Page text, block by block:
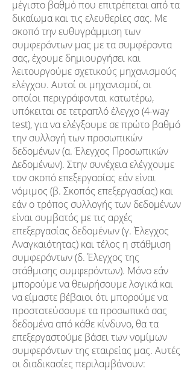
μέγιστο βαθμό που επιτρέπεται από τα
δικαίωμα και τις ελευθερίες σας. Με
σκοπό την ευθυγράμμιση των
συμφερόντων μας με τα συμφέροντα
σας, έχουμε δημιουργήσει και
λειτουργούμε σχετικούς μηχανισμούς
ελέγχου. Αυτοί οι μηχανισμοί, οι
οποίοι περιγράφονται κατωτέρω,
υπόκειται σε τετραπλό έλεγχο (4-way
test), για να ελέγξουμε σε πρώτο βαθμό
την συλλογή των προσωπικών
δεδομένων (α. Έλεγχος Προσωπικών
Δεδομένων). Στην συνέχεια ελέγχουμε
τον σκοπό επεξεργασίας εάν είναι
νόμιμος (β. Σκοπός επεξεργασίας) και
εάν ο τρόπος συλλογής των δεδομένων
είναι συμβατός με τις αρχές
επεξεργασίας δεδομένων (γ. Έλεγχος
Αναγκαιότητας) και τέλος η στάθμιση
συμφερόντων (δ. Έλεγχος της
στάθμισης συμφερόντων). Μόνο εάν
μπορούμε να θεωρήσουμε λογικά και
να είμαστε βέβαιοι ότι μπορούμε να
προστατεύσουμε τα προσωπικά σας
δεδομένα από κάθε κίνδυνο, θα τα
επεξεργαστούμε βάσει των νομίμων
συμφερόντων της εταιρείας μας. Αυτές
οι διαδικασίες περιλαμβάνουν: